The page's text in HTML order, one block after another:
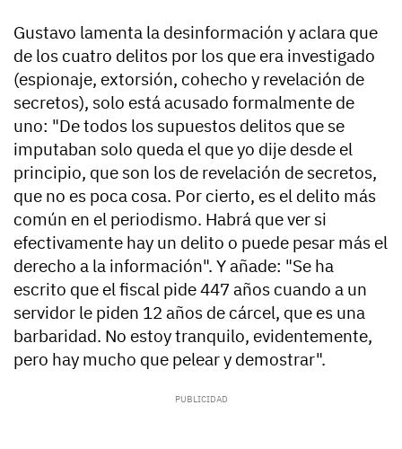
Gustavo lamenta la desinformación y aclara que
de los cuatro delitos por los que era investigado
(espionaje, extorsión, cohecho y revelación de
secretos), solo está acusado formalmente de
uno: "De todos los supuestos delitos que se
imputaban solo queda el que yo dije desde el
principio, que son los de revelación de secretos,
que no es poca cosa. Por cierto, es el delito más
común en el periodismo. Habrá que ver si
efectivamente hay un delito o puede pesar más el
derecho a la información". Y añade: "Se ha
escrito que el fiscal pide 447 años cuando a un
servidor le piden 12 años de cárcel, que es una
barbaridad. No estoy tranquilo, evidentemente,
pero hay mucho que pelear y demostrar".